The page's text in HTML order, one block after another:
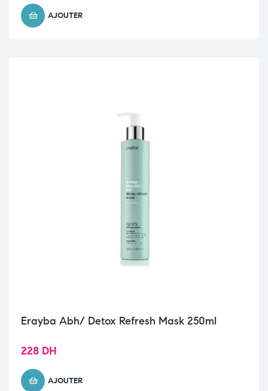
AJOUTER
Erayba Abh/ Detox Refresh Mask 250ml
228 DH
AJOUTER